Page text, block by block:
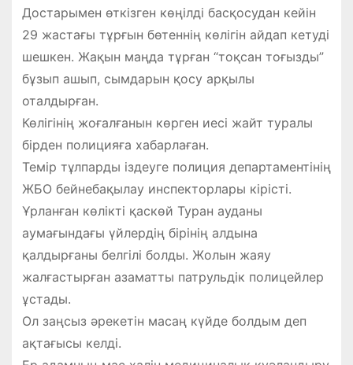
Достарымен өткізген көңілді басқосудан кейін
29 жастағы тұрғын бөтеннің көлігін айдап кетуді
шешкен. Жақын маңда тұрған “тоқсан тоғызды”
бұзып ашып, сымдарын қосу арқылы
оталдырған.
Көлігінің жоғалғанын көрген иесі жайт туралы
бірден полицияға хабарлаған.
Темір тұлпарды іздеуге полиция департаментінің
ЖБО бейнебақылау инспекторлары кірісті.
Ұрланған көлікті қаскөй Туран ауданы
аумағындағы үйлердің бірінің алдына
қалдырғаны белгілі болды. Жолын жаяу
жалғастырған азаматты патрульдік полицейлер
ұстады.
Ол заңсыз әрекетін масаң күйде болдым деп
ақтағысы келді.